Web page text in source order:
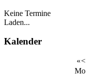
Keine Termine
Laden...
Kalender
«<
Mo